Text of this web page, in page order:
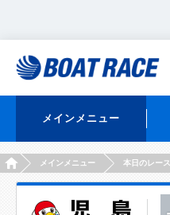
メインメニュー
HOMEメインメニュー 本日のレース